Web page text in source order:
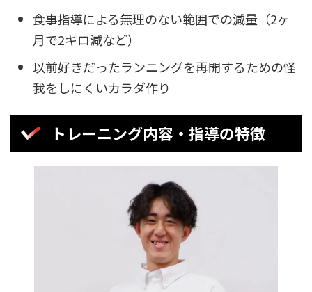
食事指導による無理のない範囲での減量（2ヶ
月で2キロ減など）
以前好きだったランニングを再開するための怪
我をしにくいカラダ作り
トレーニング内容・指導の特徴